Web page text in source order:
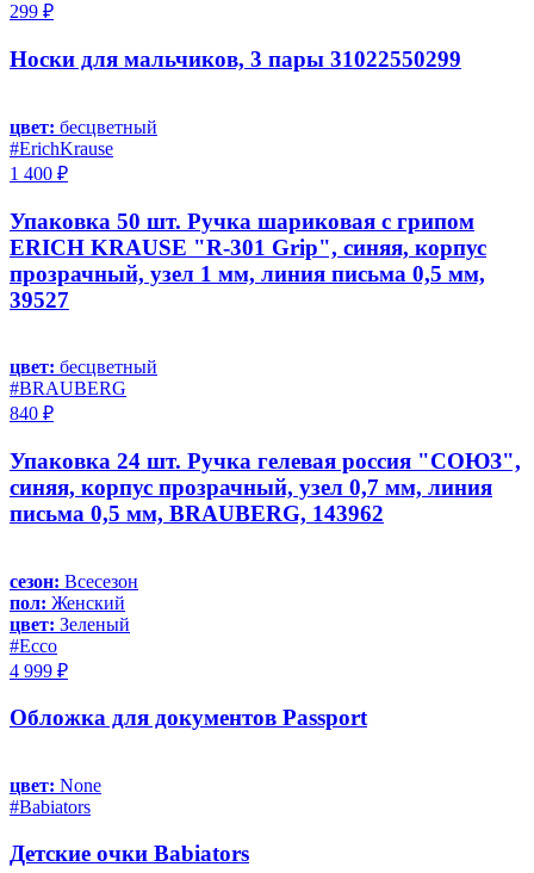
299 ₽
Носки для мальчиков, 3 пары 31022550299
цвет: бесцветный
#ErichKrause
1 400 ₽
Упаковка 50 шт. Ручка шариковая с грипом
ERICH KRAUSE "R-301 Grip", синяя, корпус
прозрачный, узел 1 мм, линия письма 0,5 мм,
39527
цвет: бесцветный
#BRAUBERG
840 ₽
Упаковка 24 шт. Ручка гелевая россия "СОЮЗ",
синяя, корпус прозрачный, узел 0,7 мм, линия
письма 0,5 мм, BRAUBERG, 143962
сезон: Всесезон
пол: Женский
цвет: Зеленый
#Ecco
4 999 ₽
Обложка для документов Passport
цвет: None
#Babiators
Детские очки Babiators